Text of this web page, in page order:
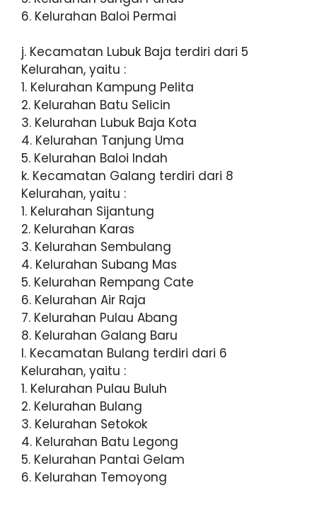
6. Kelurahan Baloi Permai
j. Kecamatan Lubuk Baja terdiri dari 5
Kelurahan, yaitu :
1. Kelurahan Kampung Pelita
2. Kelurahan Batu Selicin
3. Kelurahan Lubuk Baja Kota
4. Kelurahan Tanjung Uma
5. Kelurahan Baloi Indah
k. Kecamatan Galang terdiri dari 8
Kelurahan, yaitu :
1. Kelurahan Sijantung
2. Kelurahan Karas
3. Kelurahan Sembulang
4. Kelurahan Subang Mas
5. Kelurahan Rempang Cate
6. Kelurahan Air Raja
7. Kelurahan Pulau Abang
8. Kelurahan Galang Baru
l. Kecamatan Bulang terdiri dari 6
Kelurahan, yaitu :
1. Kelurahan Pulau Buluh
2. Kelurahan Bulang
3. Kelurahan Setokok
4. Kelurahan Batu Legong
5. Kelurahan Pantai Gelam
6. Kelurahan Temoyong